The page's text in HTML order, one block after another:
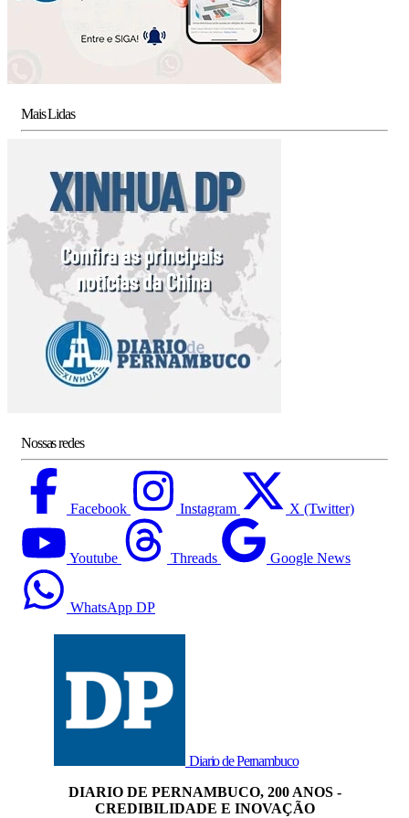
Mais Lidas
Nossas redes
Facebook Instagram X (Twitter)
Youtube Threads Google News
WhatsApp DP
Diario de Pernambuco
DIARIO DE PERNAMBUCO, 200 ANOS -
CREDIBILIDADE E INOVAÇÃO